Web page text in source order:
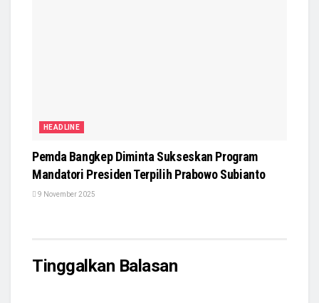
HEADLINE
Pemda Bangkep Diminta Sukseskan Program
Mandatori Presiden Terpilih Prabowo Subianto
9 November 2025
Tinggalkan Balasan